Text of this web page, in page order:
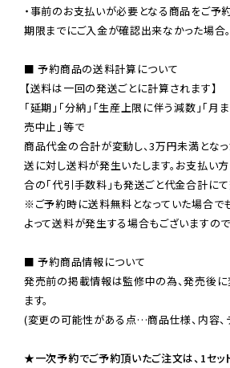
・事前のお支払いが必要となる商品をご予
期限までにご入金が確認出来なかった場合。
■ 予約商品の送料計算について
【送料は一回の発送ごとに計算されます】
「延期」「分納」「生産上限に伴う減数」「月
売中止」等で
商品代金の合計が変動し、3万円未満とな
送に対し送料が発生いたします。お支払い
※ご予約時に送料無料となっていた場合で
よって送料が発生する場合もございますの
■ 予約商品情報について
発売前の掲載情報は監修中の為、発売後
ます。
(変更の可能性がある点…商品仕様、内容、
★一次予約でご予約頂いたご注文は、1セッ